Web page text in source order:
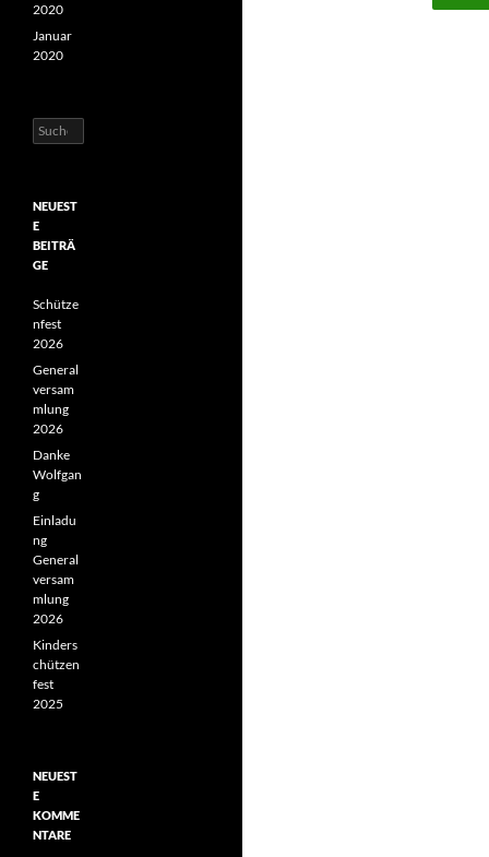
2020
Januar
2020
Suchen
nach:
NEUEST
E
BEITRÄ
GE
Schütze
nfest
2026
General
versam
mlung
2026
Danke
Wolfgan
g
Einladu
ng
General
versam
mlung
2026
Kinders
chützen
fest
2025
NEUEST
E
KOMME
NTARE